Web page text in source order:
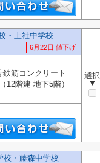
・上社中学校
6月22日 値下げ
選択
▼
鉄筋コンクリート
12階建 地下5階）
校・藤森中学校